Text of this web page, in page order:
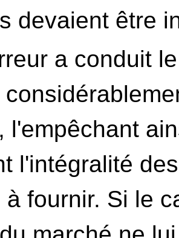
devaient être
a conduit
l'empêchant
l'intégralité
à fournir. Si le